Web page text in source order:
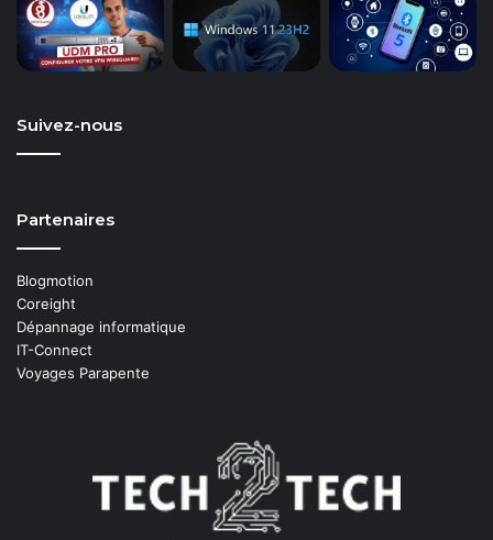
Suivez-nous
Partenaires
Blogmotion
Coreight
Dépannage informatique
IT-Connect
Voyages Parapente